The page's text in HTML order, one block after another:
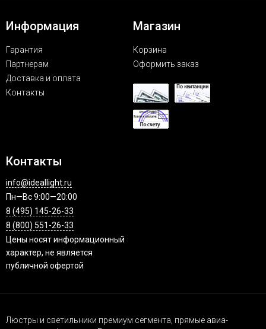
Информация
Гарантия
Партнерам
Доставка и оплата
Контакты
Магазин
Корзина
Оформить заказ
Контакты
info@ideallight.ru
Пн—Вс 9:00—20:00
8 (495) 145-26-33
8 (800) 551-26-33
Цены носят информационный
характер, не является
публичной офертой
Люстры и светильники премиум сегмента, прямые авиа-